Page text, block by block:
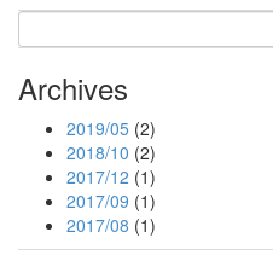
Archives
2019/05 (2)
2018/10 (2)
2017/12 (1)
2017/09 (1)
2017/08 (1)